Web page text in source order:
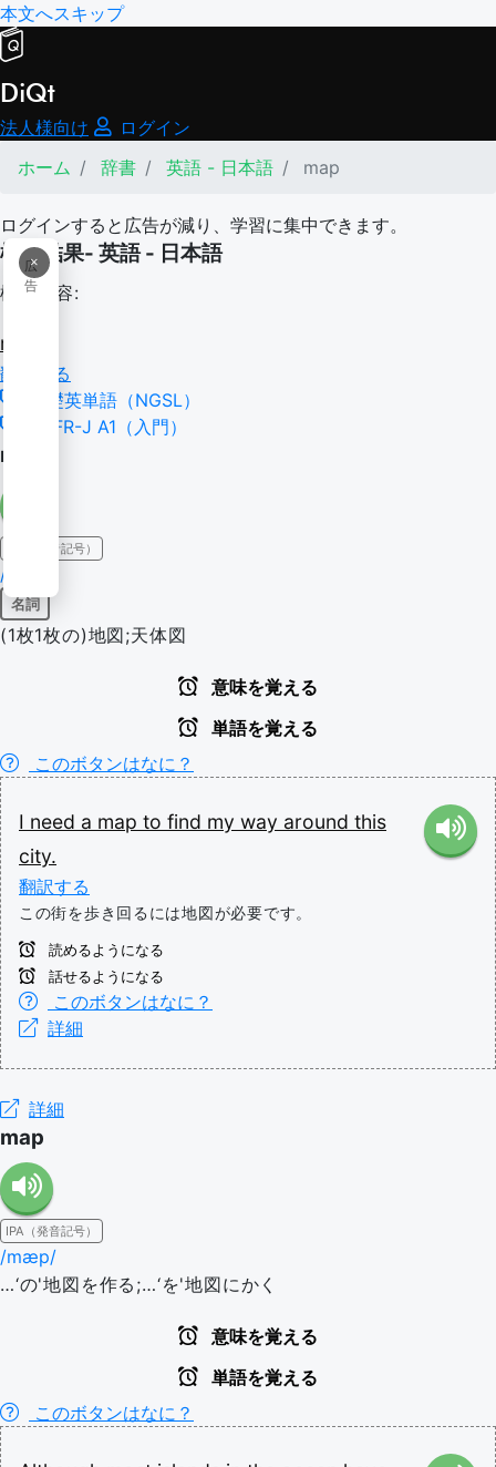
本文へスキップ
DiQt
法人様向け
ログイン
ホーム
辞書 英語 - 日本語 map
ログインすると広告が減り、学習に集中できます。
×
広
告
検索結果- 英語 - 日本語
検索内容:
map
翻訳する
基礎英単語（NGSL）
CEFR-J A1（入門）
map
IPA（発音記号）
/mæp/
名詞
(1枚1枚の)地図;天体図
意味を覚える
単語を覚える
このボタンはなに？
I need a map to find my way around this
city.
翻訳する
この街を歩き回るには地図が必要です。
読めるようになる
話せるようになる
このボタンはなに？
詳細
詳細
map
IPA（発音記号）
/mæp/
…‘の'地図を作る;…‘を'地図にかく
意味を覚える
単語を覚える
このボタンはなに？